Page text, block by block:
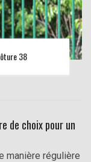
38
de choix pour un
manière régulière